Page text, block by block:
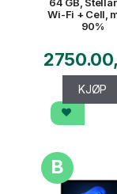
Wi-Fi + Cell,
90%
2750.00
KJØP
B